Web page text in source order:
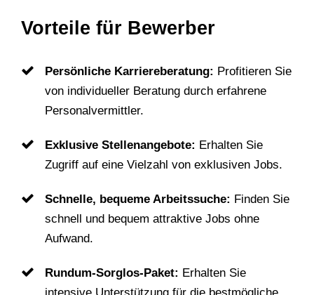
Vorteile für Bewerber
Persönliche Karriereberatung: Profitieren Sie
von individueller Beratung durch erfahrene
Personalvermittler.
Exklusive Stellenangebote: Erhalten Sie
Zugriff auf eine Vielzahl von exklusiven Jobs.
Schnelle, bequeme Arbeitssuche: Finden Sie
schnell und bequem attraktive Jobs ohne
Aufwand.
Rundum-Sorglos-Paket: Erhalten Sie
intensive Unterstützung für die bestmögliche